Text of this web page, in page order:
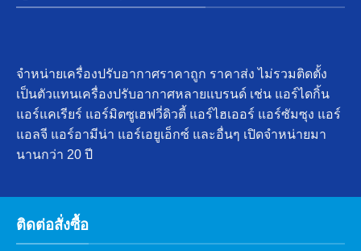
จำหน่ายเครื่องปรับอากาศราคาถูก ราคาส่ง ไม่รวมติดตั้ง
เป็นตัวแทนเครื่องปรับอากาศหลายแบรนด์ เช่น แอร์ไดกิ้น
แอร์แคเรียร์ แอร์มิตซูเฮฟวี่ดิวตี้ แอร์ไฮเออร์ แอร์ซัมซุง แอร์
แอลจี แอร์อามีน่า แอร์เอยูเอ็กซ์ และอื่นๆ เปิดจำหน่ายมา
นานกว่า 20 ปี
ติดต่อสั่งซื้อ